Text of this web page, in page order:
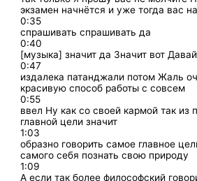
экзамен начнётся и уже тогда вас
0:35
спрашивать спрашивать да
0:40
[музыка] значит да Значит вот
0:47
издалека патанджали потом Жаль
красивую способ работы с совсем
0:55
ввел Ну как со своей кармой так из
главной цели значит
1:03
образно говорить самое главное
самого себя познать свою природу
1:09
А если так более философский